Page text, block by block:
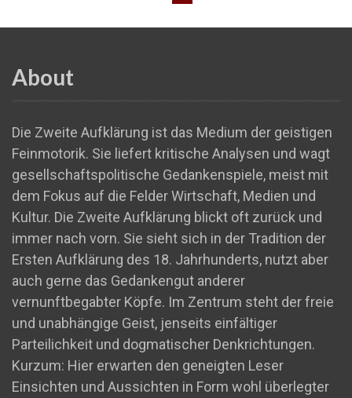
About
Die Zweite Aufklärung ist das Medium der geistigen
Feinmotorik. Sie liefert kritische Analysen und wagt
gesellschaftspolitische Gedankenspiele, meist mit
dem Fokus auf die Felder Wirtschaft, Medien und
Kultur. Die Zweite Aufklärung blickt oft zurück und
immer nach vorn. Sie sieht sich in der Tradition der
Ersten Aufklärung des 18. Jahrhunderts, nutzt aber
auch gerne das Gedankengut anderer
vernunftbegabter Köpfe. Im Zentrum steht der freie
und unabhängige Geist, jenseits einfältiger
Parteilichkeit und dogmatischer Denkrichtungen.
Kurzum: Hier erwarten den geneigten Leser
Einsichten und Aussichten in Form wohl überlegter